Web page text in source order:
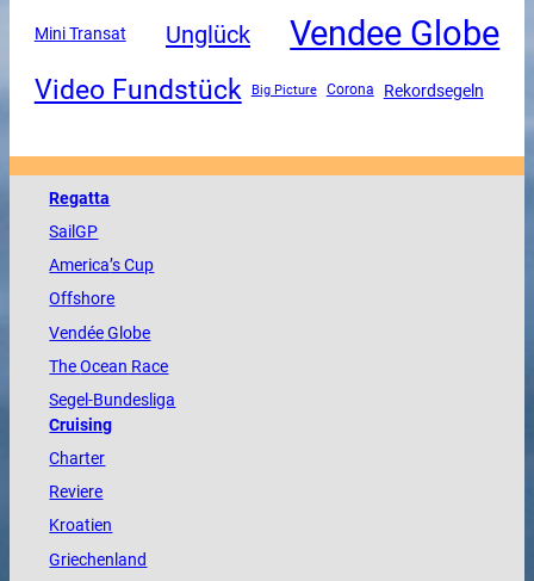
Mini Transat Unglück Vendee Globe
Video Fundstück Big Picture Corona Rekordsegeln
Regatta
SailGP
America’s Cup
Offshore
VendéeGlobe
TheOcean Race
Segel-Bundesliga
Cruising
Charter
Reviere
Kroatien
Griechenland